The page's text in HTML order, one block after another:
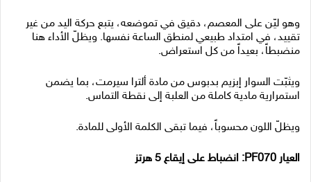
وهو ليّن على المعصم، دقيق في تموضعه، يتبع حركة اليد من غير
تقييد، في امتداد طبيعي لمنطق الساعة نفسها. ويظلّ الأداء هنا
منضبطاً، بعيداً من كل استعراض.
ويثبّت السوار إبزيم بدبوس من مادة ألترا سيرمت، بما يضمن
استمرارية مادية كاملة من العلبة إلى نقطة التماس.
ويظلّ اللون محسوباً، فيما تبقى الكلمة الأولى للمادة.
العيار PF070: انضباط على إيقاع 5 هرتز